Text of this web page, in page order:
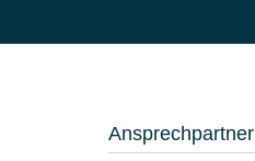
Ansprechpartner